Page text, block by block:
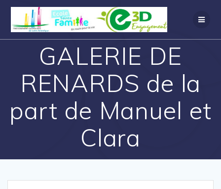
GALERIE DE
RENARDS de la
part de Manuel et
Clara